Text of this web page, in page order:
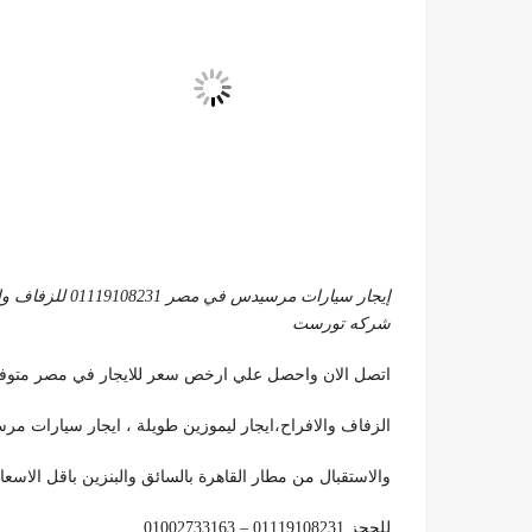
إيجار سيارات
شركه تورست
اتصل الان واحصل علي ارخص سعر للايجار في مصر
الزفاف والافراح،ايجار ليموزين طويلة ، ايجار سيارات
والاستقبال من مطار القاهرة بالسائق والبنزين باقل
للحجز 01119108231 – 01002733163